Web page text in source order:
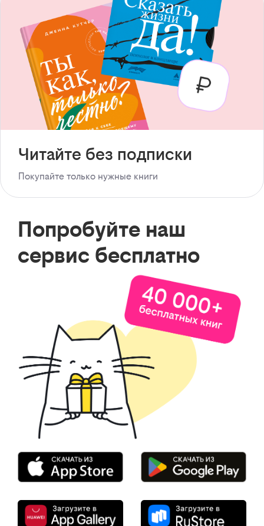
Читайте без подписки
Покупайте только нужные книги
Попробуйте наш
сервис бесплатно